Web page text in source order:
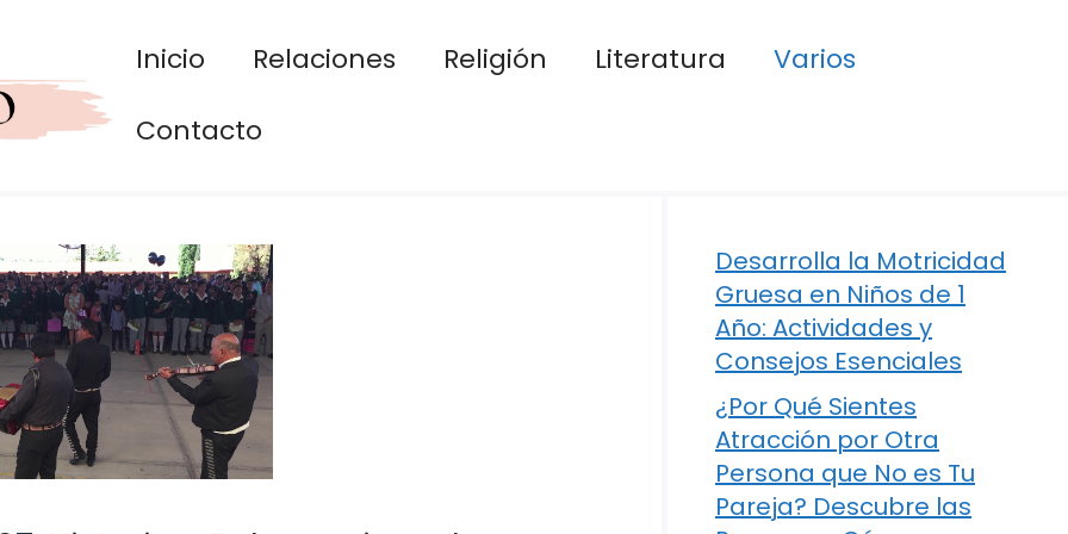
Inicio Relaciones Religión Literatura
Varios
Contacto
Desarrolla la Motricidad
Gruesa en Niños de 1
Año: Actividades y
Consejos Esenciales
¿Por Qué Sientes
Atracción por Otra
Persona que No es Tu
Pareja? Descubre las